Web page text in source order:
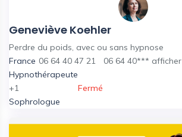
Geneviève Koehler
Perdre du poids, avec ou sans hypnose
France 06 64 40 47 21 06 64 40*** afficher
Hypnothérapeute
+1
Sophrologue
Fermé